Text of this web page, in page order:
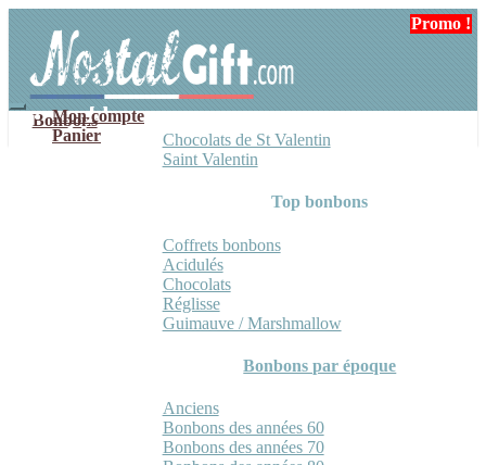
navigation
contenu
Mon compte
Panier
Bonbons
Chocolats de St Valentin
Saint Valentin
Top bonbons
Coffrets bonbons
Acidulés
Chocolats
Réglisse
Guimauve / Marshmallow
Bonbons par époque
Anciens
Bonbons des années 60
Bonbons des années 70
Promo !